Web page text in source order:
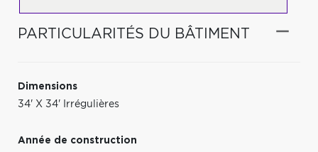
PARTICULARITÉS DU BÂTIMENT
Dimensions
34' X 34' Irrégulières
Année de construction